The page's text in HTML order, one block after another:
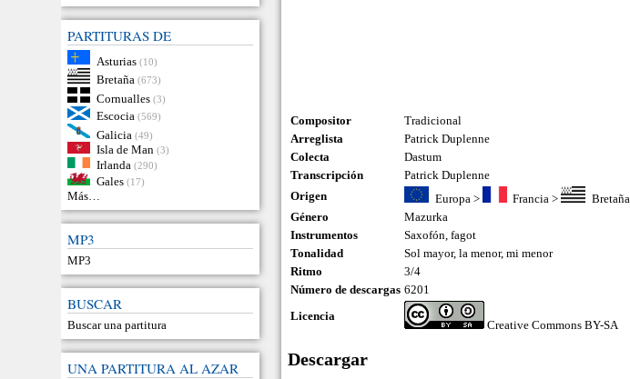
PARTITURAS DE
Asturias (10)
Bretaña (673)
Cornualles (3)
Escocia (569)
Galicia (49)
Isla de Man (3)
Irlanda (290)
Gales (17)
Más…
MP3
MP3
BUSCAR
Buscar una partitura
UNA PARTITURA AL AZAR
Compositor
Tradicional
Arreglista
Patrick Duplenne
Colecta
Dastum
Transcripción
Patrick Duplenne
Origen
Europa > Francia >
Bretaña
Género
Mazurka
Instrumentos
Saxofón ,fagot
Tonalidad
Sol mayor, la menor, mi menor
Ritmo
3/4
Número de descargas 6201
Licencia
Creative Commons BY-SA
Descargar